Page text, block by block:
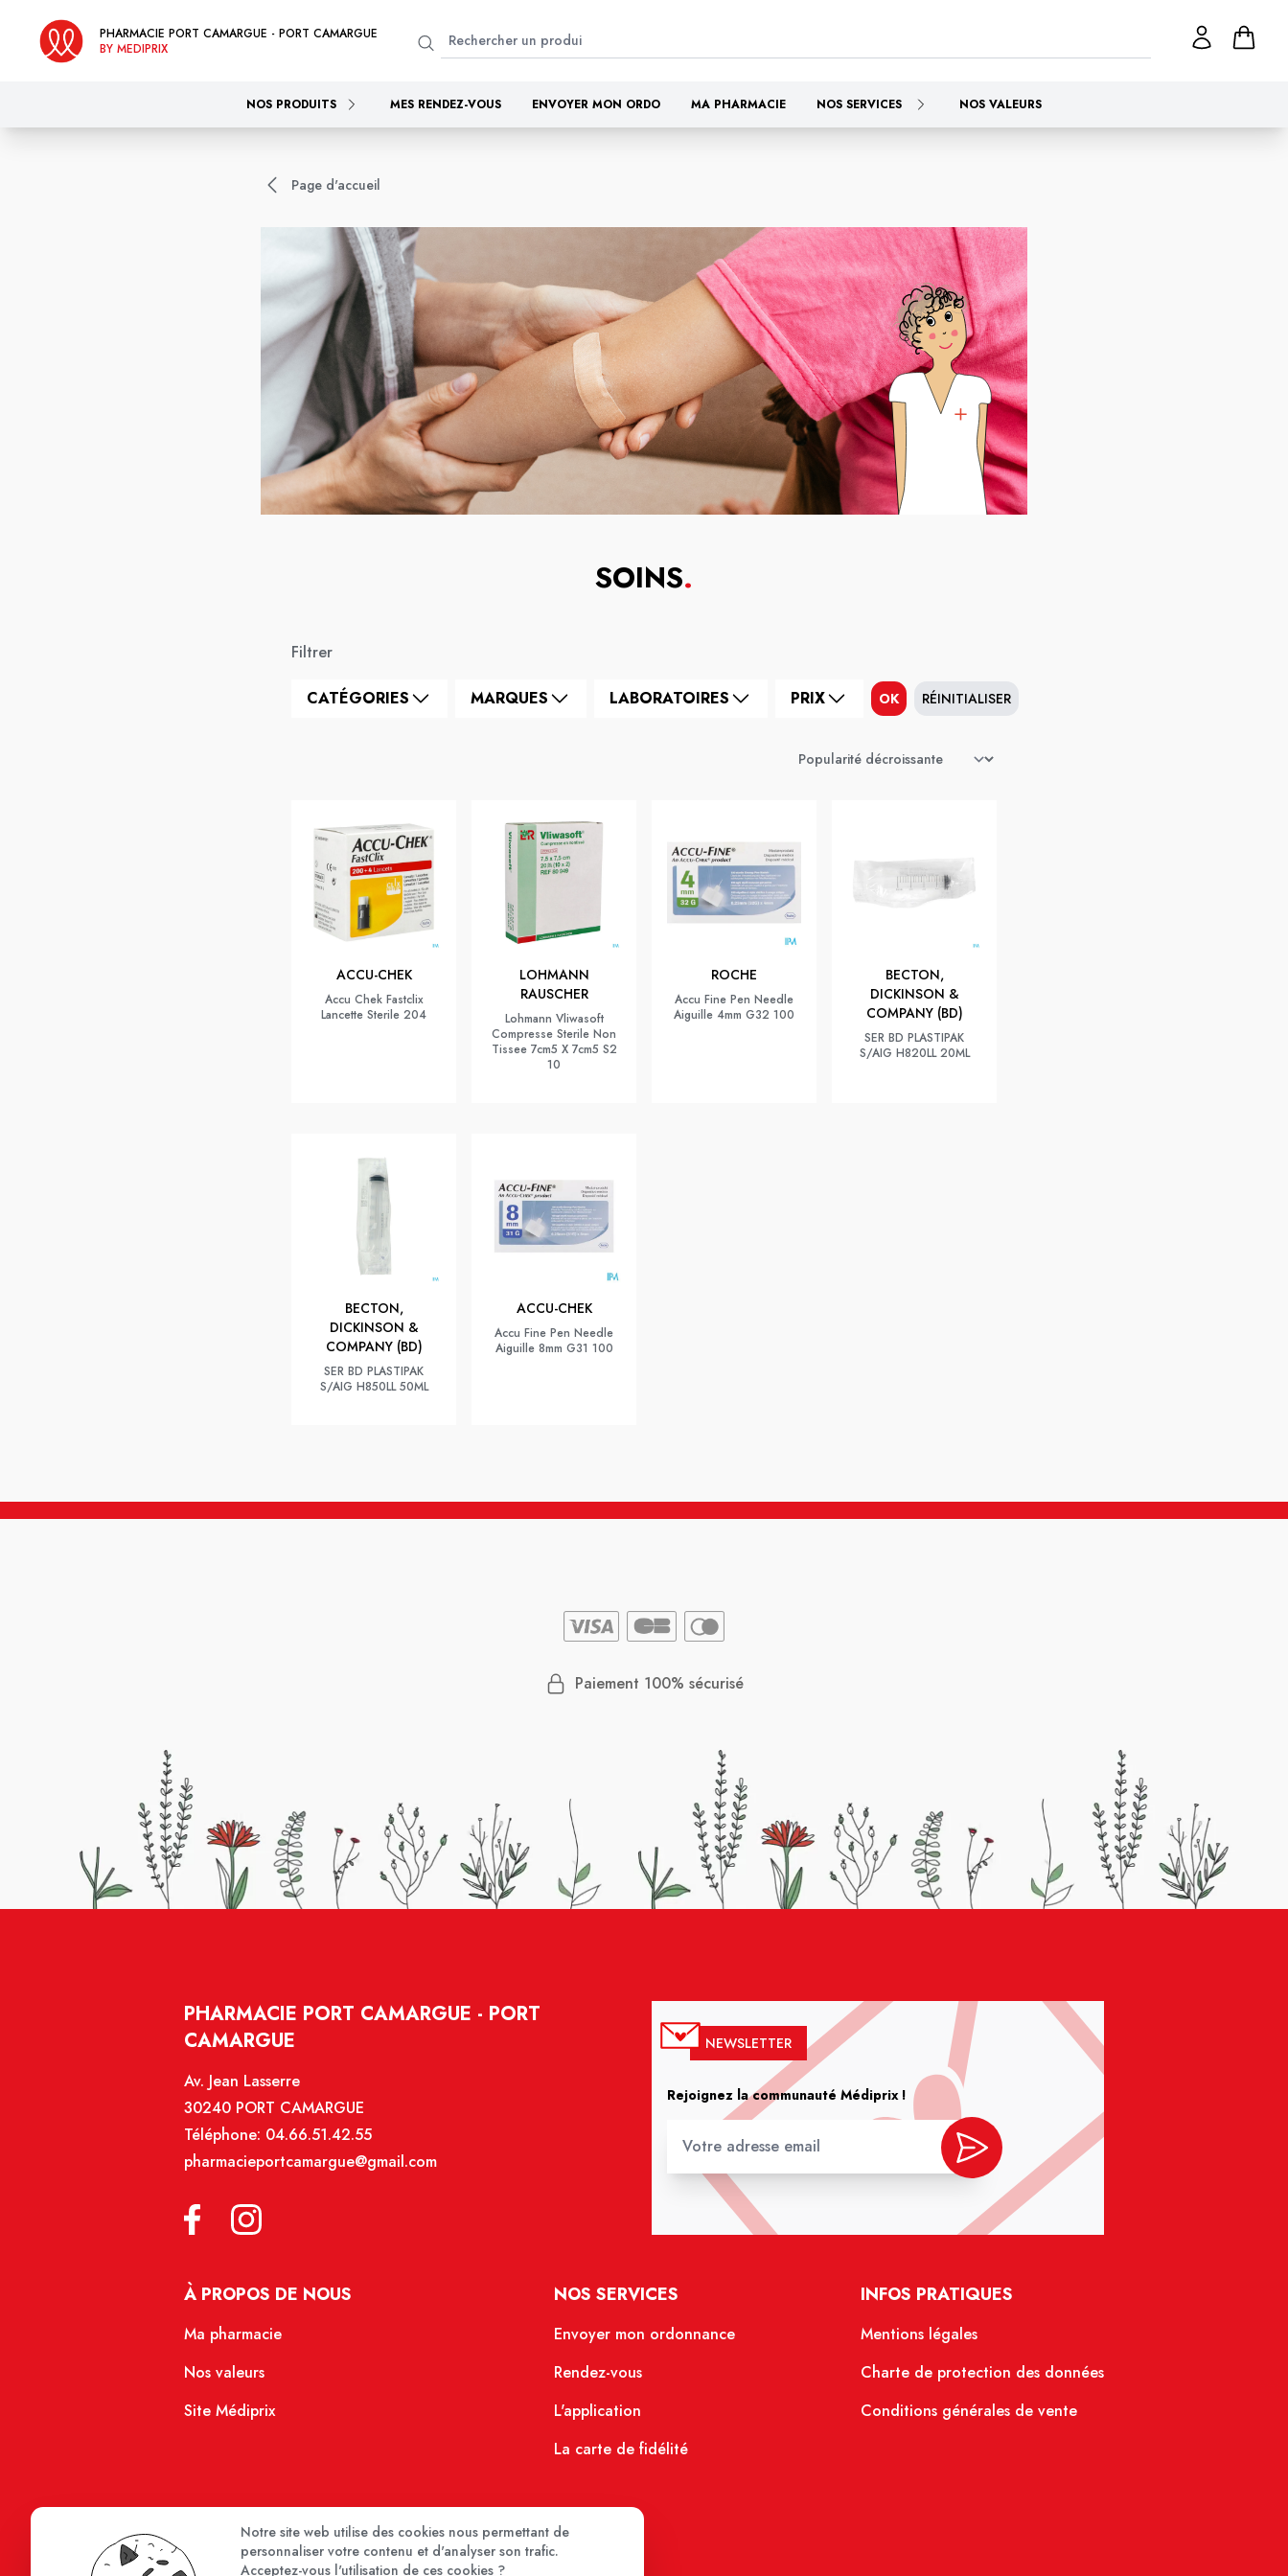
PHARMACIE PORT CAMARGUE - PORT CAMARGUE
BY MEDIPRIX
NOS PRODUITS MES RENDEZ-VOUS ENVOYER MON ORDO MA PHARMACIE NOS SERVICES NOS VALEURS
Page d'accueil
SOINS.
Filtrer
CATÉGORIES MARQUES LABORATOIRES PRIX OK RÉINITIALISER
ACCU-CHEK
Accu Chek Fastclix
Lancette Sterile 204
LOHMANN
RAUSCHER
Lohmann Vliwasoft
Compresse Sterile Non
Tissee 7cm5 X 7cm5 S2
10
ROCHE
Accu Fine Pen Needle
Aiguille 4mm G32 100
BECTON,
DICKINSON &
COMPANY (BD)
SER BD PLASTIPAK
S/AIG H820LL 20ML
BECTON,
DICKINSON &
COMPANY (BD)
SER BD PLASTIPAK
S/AIG H850LL 50ML
ACCU-CHEK
Accu Fine Pen Needle
Aiguille 8mm G31 100
Paiement 100% sécurisé
PHARMACIE PORT CAMARGUE - PORT
CAMARGUE
Av. Jean Lasserre
30240 PORT CAMARGUE
Téléphone: 04.66.51.42.55
pharmacieportcamargue@gmail.com
NEWSLETTER
Rejoignez la communauté Médiprix !
À PROPOS DE NOUS
Ma pharmacie
Nos valeurs
Site Médiprix
NOS SERVICES
Envoyer mon ordonnance
Rendez-vous
L'application
La carte de fidélité
INFOS PRATIQUES
Mentions légales
Charte de protection des données
Conditions générales de vente
Notre site web utilise des cookies nous permettant de
personnaliser votre contenu et d'analyser son trafic.
Acceptez-vous l'utilisation de ces cookies ?